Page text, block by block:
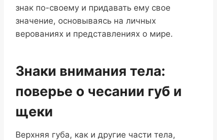
знак по-своему и придавать ему свое
значение, основываясь на личных
верованиях и представлениях о мире.
Знаки внимания тела:
поверье о чесании губ и
щеки
Верхняя губа, как и другие части тела,